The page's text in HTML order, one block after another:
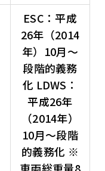
ESC：平成
26年（2014
年）10月～
段階的義務
化 LDWS：
平成26年
（2014年）
10月～段階
的義務化 ※